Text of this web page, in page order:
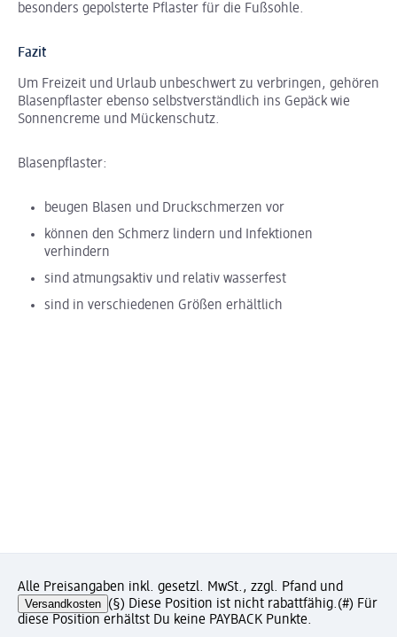
besonders gepolsterte Pflaster für die Fußsohle.
Fazit
Um Freizeit und Urlaub unbeschwert zu verbringen, gehören
Blasenpflaster ebenso selbstverständlich ins Gepäck wie
Sonnencreme und Mückenschutz.
Blasenpflaster:
beugen Blasen und Druckschmerzen vor
können den Schmerz lindern und Infektionen
verhindern
sind atmungsaktiv und relativ wasserfest
sind in verschiedenen Größen erhältlich
Alle Preisangaben inkl. gesetzl. MwSt., zzgl. Pfand und
Versandkosten (§) Diese Position ist nicht rabattfähig.(#) Für
diese Position erhältst Du keine PAYBACK Punkte.